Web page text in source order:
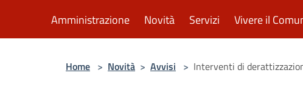
Amministrazione Novità Servizi Vivere il
Home > Novità > Avvisi > Interventi di